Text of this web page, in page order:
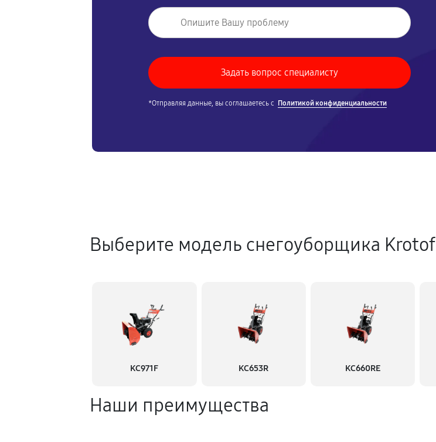
*Отправляя данные, вы соглашаетесь с Политикой конфиденциальности
Выберите модель снегоуборщика Krotof
KC971F KC653R KC660RE
Наши преимущества